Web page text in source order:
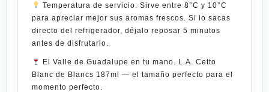
Temperatura de servicio: Sirve entre 8°C y 10°C
para apreciar mejor sus aromas frescos. Si lo sacas
directo del refrigerador, déjalo reposar 5 minutos
antes de disfrutarlo
El Valle de Guadalupe en tu mano. L.A. Cetto
Blanc de Blancs 187ml — el tamaño perfecto para el
momento perfecto.